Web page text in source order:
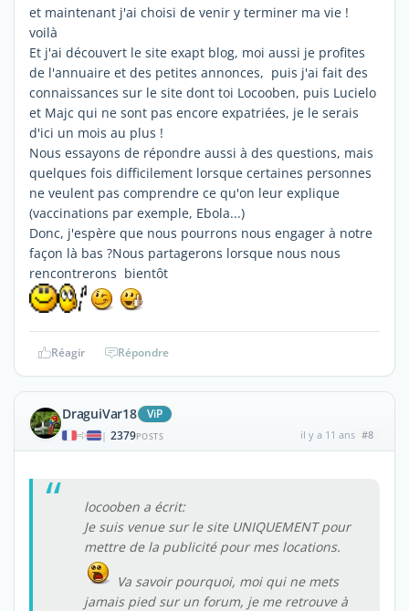
et maintenant j'ai choisi de venir y terminer ma vie !
voilà
Et j'ai découvert le site exapt blog, moi aussi je profites
de l'annuaire et des petites annonces, puis j'ai fait des
connaissances sur le site dont toi Locooben, puis Lucielo
et Majc qui ne sont pas encore expatriées, je le serais
d'ici un mois au plus !
Nous essayons de répondre aussi à des questions, mais
quelques fois difficilement lorsque certaines personnes
ne veulent pas comprendre ce qu'on leur explique
(vaccinations par exemple, Ebola...)
Donc, j'espère que nous pourrons nous engager à notre
façon là bas ?Nous partagerons lorsque nous nous
rencontrerons bientôt
Réagir Répondre
DraguiVar18 ViP
| 2379POSTS il y a 11 ans #8
locooben a écrit:
Je suis venue sur le site UNIQUEMENT pour
mettre de la publicité pour mes locations.
Va savoir pourquoi, moi qui ne mets
jamais pied sur un forum, je me retrouve à